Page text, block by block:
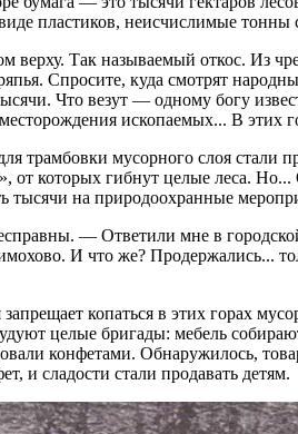
пластиков, неисчислимые тонны
верху. Так называемый откос. Из
Спросите, куда смотрят
Что везут — одному богу
ископаемых... В этих
трамбовки мусорного слоя
от которых гибнут целые леса.
тысячи на природоохранные
— Ответили мне в
И что же? Продержались...
копаться в этих горах
целые бригады: мебель
конфетами. Обнаружилось,
и сладости стали продавать детям.